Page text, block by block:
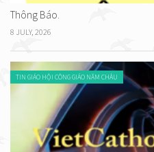
Thông Báo.
8 JULY, 2026
TIN GIÁO HỘI CÔNG GIÁO NĂM CHÂU